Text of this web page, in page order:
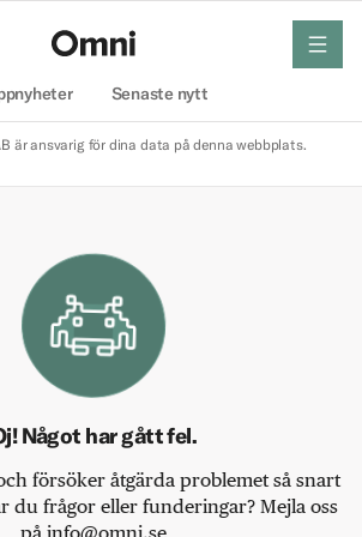
Senaste nytt
meny
är ansvarig för dina data på denna webbplats.
Något har gått fel.
försöker åtgärda problemet så snart
du frågor eller funderingar? Mejla oss